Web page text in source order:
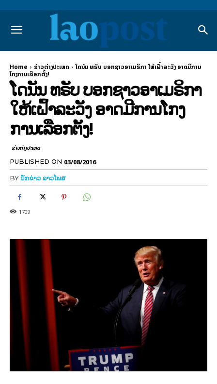
Home ຂ່າວຕ່າງປະເທດ
ໂດນັນ ທຣັບ ບອກຊາວອາເມຣິກາ ໃຫ້ເຝົ້າລະວັງ ອາດມີການ
ໂກງການເລືອກຕັ້ງ!
ໂດນັນ ທຣັບ ບອກຊາວອາເມຣິກາ
ໃຫ້ເຝົ້າລະວັງ ອາດມີການໂກງ
ການເລືອກຕັ້ງ!
ຂ່າວຕ່າງປະເທດ
PUBLISHED ON 03/08/2016
BYນັກຂ່າວ ລາວໂພສ
1709